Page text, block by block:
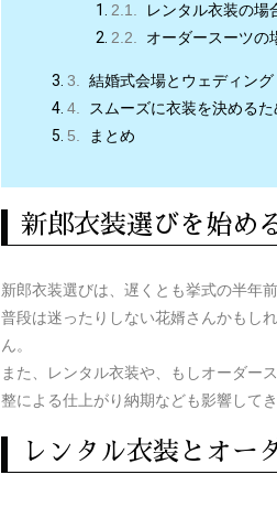
レンタル衣装の場
オーダースーツの
結婚式会場とウェディン
スムーズに衣装を決める
まとめ
新郎衣装選びを始め
新郎衣装選びは、遅くとも挙式の半年
普段は迷ったりしない花婿さんかもし
ん。
また、レンタル衣装や、もしオーダー
整による仕上がり納期なども影響して
レンタル衣装とオー